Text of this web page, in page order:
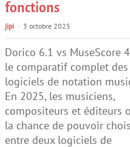
fonctions
jipi 3 octobre 2025
Dorico 6.1 vs MuseScore
le comparatif complet des
logiciels de notation
En 2025, les musiciens,
compositeurs et éditeurs
la chance de pouvoir
entre deux logiciels de